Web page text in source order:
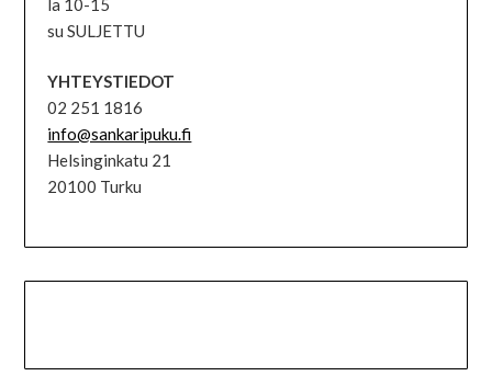
su SULJETTU
YHTEYSTIEDOT
02 251 1816
info@sankaripuku.fi
Helsinginkatu 21
20100 Turku